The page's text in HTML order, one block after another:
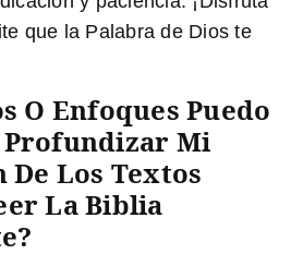
que la Palabra de Dios te
O Enfoques Puedo
Mi
Los Textos
La Biblia